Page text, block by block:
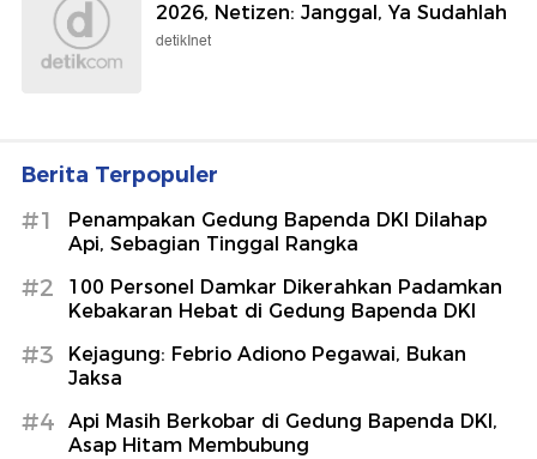
2026, Netizen: Janggal, Ya Sudahlah
detikInet
Berita Terpopuler
#1
Penampakan Gedung Bapenda DKI Dilahap
Api, Sebagian Tinggal Rangka
#2
100 Personel Damkar Dikerahkan Padamkan
Kebakaran Hebat di Gedung Bapenda DKI
#3
Kejagung: Febrio Adiono Pegawai, Bukan
Jaksa
#4
Api Masih Berkobar di Gedung Bapenda DKI,
Asap Hitam Membubung